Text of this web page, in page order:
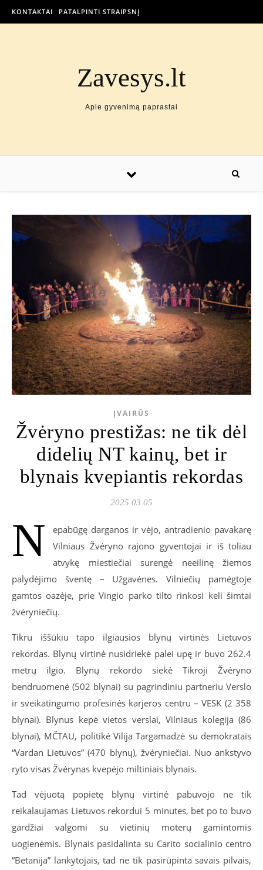
KONTAKTAI PATALPINTI STRAIPSNĮ
Zavesys.lt
Apie gyvenimą paprastai
ĮVAIRŪS
Žvėryno prestižas: ne tik dėl
didelių NT kainų, bet ir
blynais kvepiantis rekordas
2025 03 05
N
epabūgę darganos ir vėjo, antradienio pavakarę
Vilniaus Žvėryno rajono gyventojai ir iš toliau
atvykę miestiečiai surengė neeilinę žiemos
palydėjimo šventę – Užgavėnes. Vilniečių pamėgtoje
gamtos oazėje, prie Vingio parko tilto rinkosi keli šimtai
žvėryniečių.
Tikru iššūkiu tapo ilgiausios blynų virtinės Lietuvos
rekordas. Blynų virtinė nusidriekė palei upę ir buvo 262.4
metrų ilgio. Blynų rekordo siekė Tikroji Žvėryno
bendruomenė (502 blynai) su pagrindiniu partneriu Verslo
ir sveikatingumo profesinės karjeros centru – VESK (2 358
blynai). Blynus kepė vietos verslai, Vilniaus kolegija (86
blynai), MČTAU, politikė Vilija Targamadzė su demokratais
“Vardan Lietuvos” (470 blynų), žvėryniečiai. Nuo ankstyvo
ryto visas Žvėrynas kvepėjo miltiniais blynais.
Tad vėjuotą popietę blynų virtinė pabuvojo ne tik
reikalaujamas Lietuvos rekordui 5 minutes, bet po to buvo
gardžiai valgomi su vietinių moterų gamintomis
uogienėmis. Blynais pasidalinta su Carito socialinio centro
“Betanija” lankytojais, tad ne tik pasirūpinta savais pilvais,